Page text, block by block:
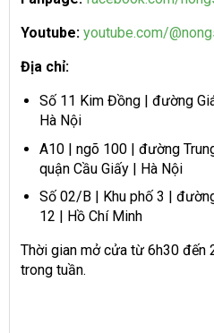
Youtube: youtube.com/
Địa chỉ:
Số 11 Kim Đồng | đường
Hà Nội
A10 | ngõ 100 | đường
quận Cầu Giấy | Hà Nội
Số 02/B | Khu phố 3 |
12 | Hồ Chí Minh
Thời gian mở cửa từ 6h30 đến
trong tuần.